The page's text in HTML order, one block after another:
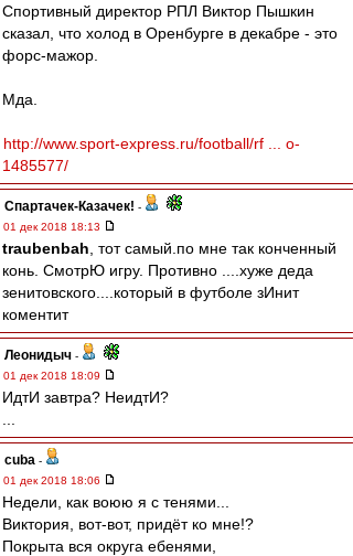
Спортивный директор РПЛ Виктор Пышкин
сказал, что холод в Оренбурге в декабре - это
форс-мажор.
Мда.
http://www.sport-express.ru/football/rf ... o-
1485577/
Спартачек-Казачек! -
01 дек 2018 18:13
traubenbah , тот самый.по мне так конченный
конь. СмотрЮ игру. Противно ....хуже деда
зенитовского....который в футболе зИнит
коментит
Леонидыч -
01 дек 2018 18:09
ИдтИ завтра? НеидтИ?
cuba -
01 дек 2018 18:06
Недели, как воюю я с тенями...
Виктория, вот-вот, придёт ко мне!?
Покрыта вся округа ебенями,